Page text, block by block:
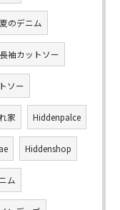
夏のデニム
長袖カットソー
ソー
家 Hiddenpalce
Hiddenshop
ム